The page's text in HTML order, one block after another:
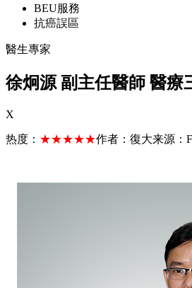
BEU服務
抗癌誤區
醫生專家
徐炯源 副主任醫師 醫療
X
热度： ★★★★★作者： 復大来源：